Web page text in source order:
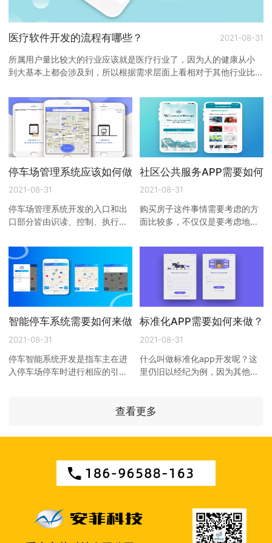
医疗软件开发的流程有哪些？ 2021-08-31
所属用户量比较大的行业应该就是医疗行业了，因为人的健康从小
到大基本上都会涉及到，所以根据需求层面上看相对于其他行业比
停车场管理系统应该如何做？
2021-08-31
停车场管理系统开发的入口和出
口部分皆由识读、控制、执行三
防范的需求添加自动出卡、引导
指示装置、图像获取设备、 ...
社区公共服务APP需要如何
2021-08-31
购买房子这件事情需要考虑的方
面比较多，不仅仅是要考虑地段
还需要考虑社区管理综合服务情
况。现在与过去有很大的不 ...
智能停车系统需要如何来做？
2021-08-31
停车智能系统开发是指车主在进
入停车场停车时进行相应的引
来由于城市建筑业的繁荣，停 ...
标准化APP需要如何来做？
2021-08-31
什么叫做标准化app开发呢？这
里仍旧以经纪为例，因为其他
app开发 ，里面的内容并不多，
查看更多